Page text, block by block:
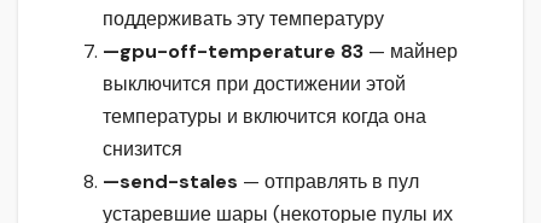
поддерживать эту температуру
—gpu-off-temperature 83 — майнер
выключится при достижении этой
температуры и включится когда она
снизится
—send-stales — отправлять в пул
устаревшие шары (некоторые пулы их